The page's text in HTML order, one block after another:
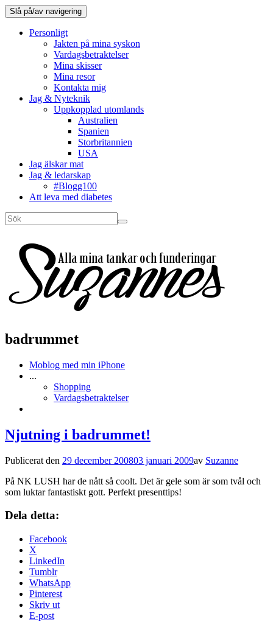
Slå på/av navigering
Personligt
Jakten på mina syskon
Vardagsbetraktelser
Mina skisser
Mina resor
Kontakta mig
Jag & Nyteknik
Uppkopplad utomlands
Australien
Spanien
Storbritannien
USA
Jag älskar mat
Jag & ledarskap
#Blogg100
Att leva med diabetes
badrummet
Moblog med min iPhone
...
Shopping
Vardagsbetraktelser
Njutning i badrummet!
Publicerat den 29 december 200803 januari 2009av Suzanne
På NK LUSH har de nått så coolt. Det är gele som är som tvål och
som luktar fantastiskt gott. Perfekt presenttips!
Dela detta:
Facebook
X
LinkedIn
Tumblr
WhatsApp
Pinterest
Skriv ut
E-post